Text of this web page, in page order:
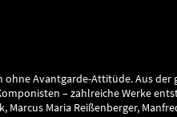
ohne Avantgarde-Attitüde. Aus
– zahlreiche Werke
Maria Reißenberger,